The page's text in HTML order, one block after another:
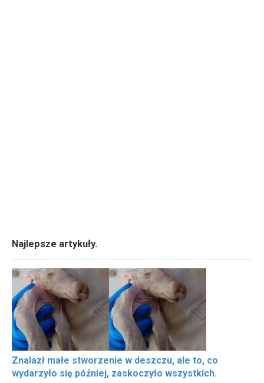
Najlepsze artykuły.
Znalazł małe stworzenie w deszczu, ale to, co
wydarzyło się później, zaskoczyło wszystkich.